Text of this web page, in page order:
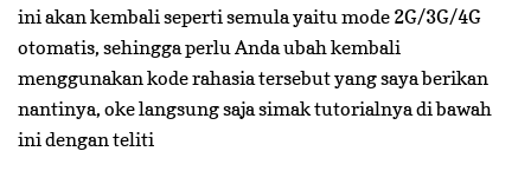
ini akan kembali seperti semula yaitu mode 2G/3G/4G
otomatis, sehingga perlu Anda ubah kembali
menggunakan kode rahasia tersebut yang saya berikan
nantinya, oke langsung saja simak tutorialnya di bawah
ini dengan teliti